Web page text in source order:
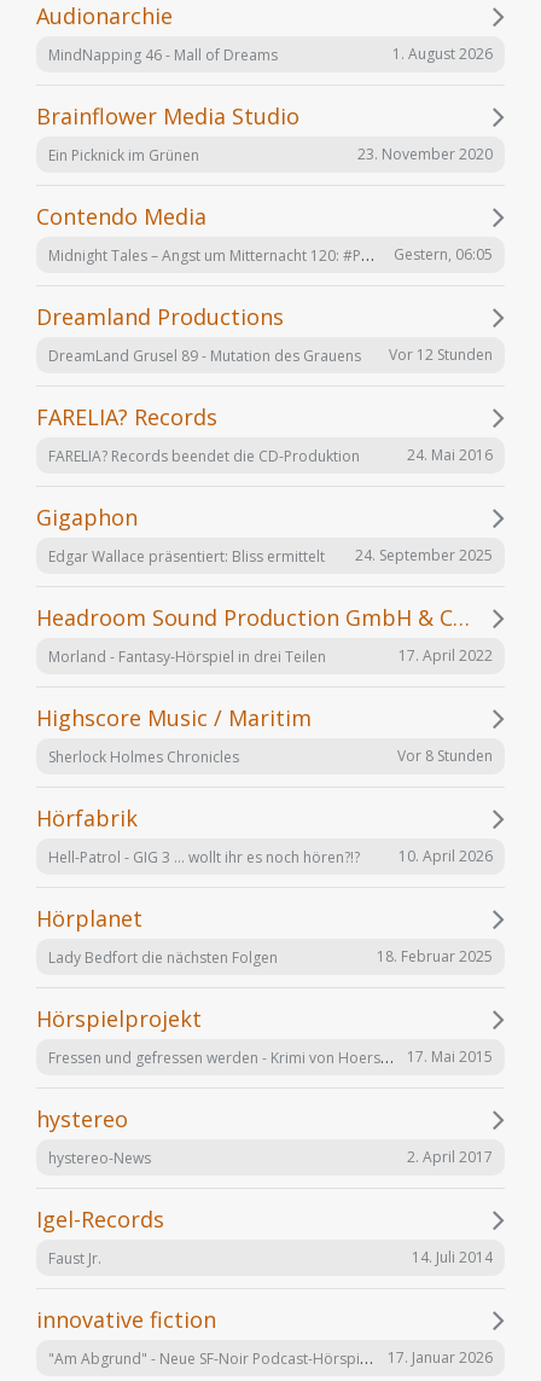
Audionarchie
MindNapping 46 - Mall of Dreams 1. August 2026
Brainflower Media Studio
Ein Picknick im Grünen 23. November 2020
Contendo Media
Midnight Tales – Angst um Mitternacht 120: #Penizitas ist real! (VÖ 7. August 2026) Gestern, 06:05
Dreamland Productions
DreamLand Grusel 89 - Mutation des Grauens Vor 12 Stunden
FARELIA? Records
FARELIA? Records beendet die CD-Produktion 24. Mai 2016
Gigaphon
Edgar Wallace präsentiert: Bliss ermittelt 24. September 2025
Headroom Sound Production GmbH & Co. KG
Morland - Fantasy-Hörspiel in drei Teilen 17. April 2022
Highscore Music / Maritim
Sherlock Holmes Chronicles Vor 8 Stunden
Hörfabrik
Hell-Patrol - GIG 3 ... wollt ihr es noch hören?!? 10. April 2026
Hörplanet
Lady Bedfort die nächsten Folgen 18. Februar 2025
Hörspielprojekt
Fressen und gefressen werden - Krimi von Hoerspielprojekt.de 17. Mai 2015
hystereo
hystereo-News 2. April 2017
Igel-Records
Faust Jr. 14. Juli 2014
innovative fiction
"Am Abgrund" - Neue SF-Noir Podcast-Hörspielserie 17. Januar 2026